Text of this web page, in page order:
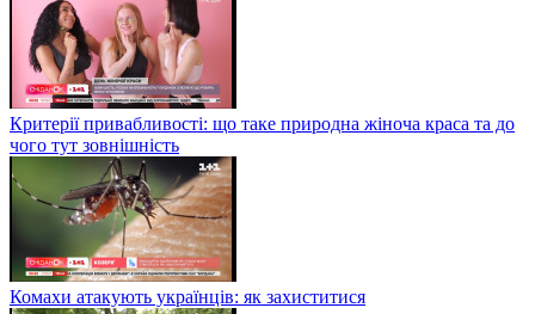
Критерії привабливості: що таке природна жіноча краса та до
чого тут зовнішність
Комахи атакують українців: як захиститися